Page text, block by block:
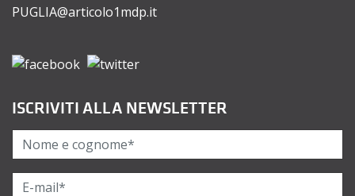
PUGLIA@articolo1mdp.it
ISCRIVITI ALLA NEWSLETTER